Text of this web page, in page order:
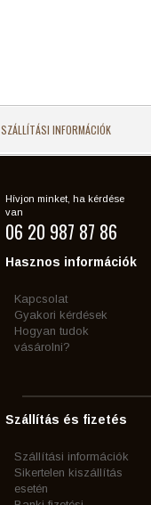
SZÁLLÍTÁSI INFORMÁCIÓK
Hívjon minket, ha kérdése
van
06 20 987 87 86
Hasznos információk
Kapcsolat
Gyakori kérdések
Hogyan tudok
vásárolni?
Szállítás és fizetés
Szállítási információk
Sikertelen kiszállítás
esetén